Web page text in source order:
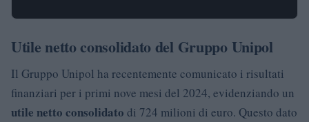
Utile netto consolidato del Gruppo Unipol
Il Gruppo Unipol ha recentemente comunicato i risultati
finanziari per i primi nove mesi del 2024, evidenziando un
utile netto consolidato di 724 milioni di euro. Questo dato